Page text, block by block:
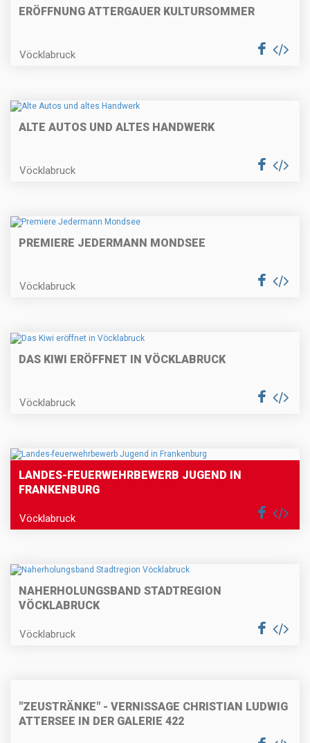
ERÖFFNUNG ATTERGAUER KULTURSOMMER
Vöcklabruck
ALTE AUTOS UND ALTES HANDWERK
Vöcklabruck
PREMIERE JEDERMANN MONDSEE
Vöcklabruck
DAS KIWI ERÖFFNET IN VÖCKLABRUCK
Vöcklabruck
LANDES-FEUERWEHRBEWERB JUGEND IN
FRANKENBURG
Vöcklabruck
NAHERHOLUNGSBAND STADTREGION
VÖCKLABRUCK
Vöcklabruck
"ZEUSTRÄNKE" - VERNISSAGE CHRISTIAN LUDWIG
ATTERSEE IN DER GALERIE 422